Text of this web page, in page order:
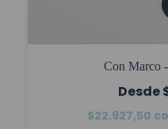
Con Marco
$22.927,50